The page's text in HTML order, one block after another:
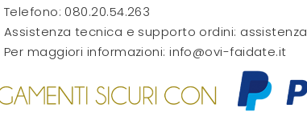
Telefono:080.20.54.263
Assistenza tecnica e supporto ordini:
Per maggiori informazioni:info@ovi-faidate.it